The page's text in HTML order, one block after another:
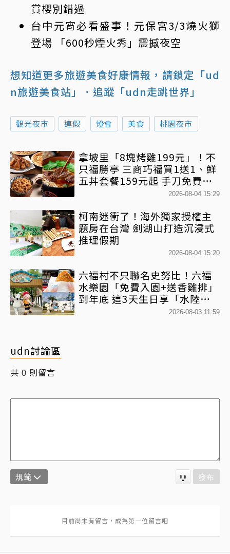
賞櫻別錯過
台中元宵必看盛事！元保宮3/3燒火獅
登場 「600秒煙火秀」震撼夜空
想知道更多旅遊美食好康情報，請鎖定「ud
n旅遊美食站」
．追蹤「udn走跳世界」
觀光夜市 連假 燈會 美食 桃園夜市
拿坡里「8塊烤雞199元」！不
只福勝亭 三商巧福買1送1、鮮
五丼套餐159元起 手刀免費領
2026-08-04 15:29
柯南迷衝了！海外獨家授權主
題房在台灣 劍湖山打造沉浸式
推理假期
2026-08-04 15:20
六福村不只聯名史努比！六福
水樂園「免費入園+送香雞排」
到年底 這3天生日享「水陸雙
2026-08-03 11:59
udn討論區
共 0 則留言
規範 發布